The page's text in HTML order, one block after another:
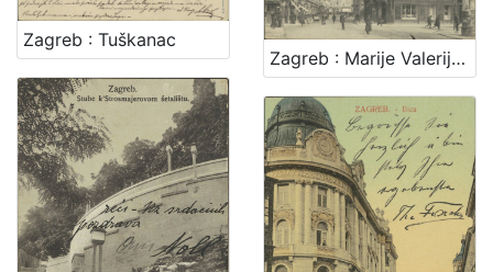
Zagreb : Tuškanac
Zagreb : Marije Valerije ulica